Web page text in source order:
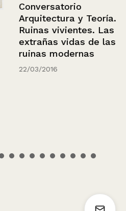
Conversatorio
Arquitectura y Teoría.
Ruinas vivientes. Las
extrañas vidas de las
ruinas modernas
22/03/2016